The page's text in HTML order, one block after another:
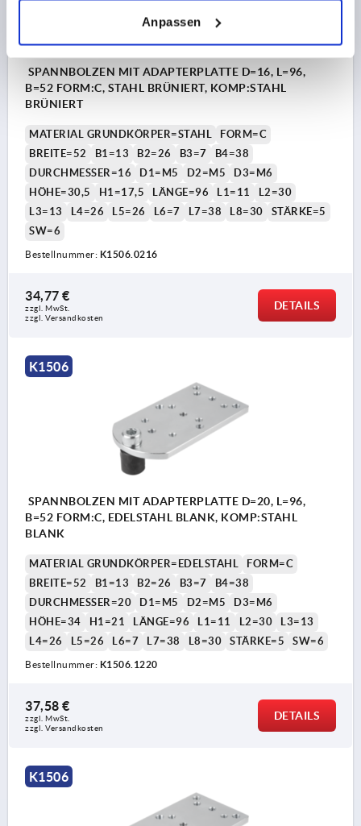
Anpassen
SPANNBOLZEN MIT ADAPTERPLATTE D=16, L=96,
B=52 FORM:C, STAHL BRÜNIERT, KOMP:STAHL
BRÜNIERT
MATERIAL GRUNDKÖRPER=STAHL
FORM=C
BREITE=52
B1=13 B2=26 B3=7
B4=38
DURCHMESSER=16
D1=M5 D2=M5
D3=M6
HÖHE=30,5
H1=17,5 LÄNGE=96 L1=11
L2=30
L3=13
L4=26 L5=26 L6=7 L7=38 L8=30
STÄRKE=5
SW=6
Bestellnummer: K1506.0216
34,77 €
zzgl. MwSt.
zzgl. Versandkosten
DETAILS
K1506
SPANNBOLZEN MIT ADAPTERPLATTE D=20, L=96,
B=52 FORM:C, EDELSTAHL BLANK, KOMP:STAHL
BLANK
MATERIAL GRUNDKÖRPER=EDELSTAHL
FORM=C
BREITE=52
B1=13 B2=26 B3=7
B4=38
DURCHMESSER=20
D1=M5 D2=M5
D3=M6
HÖHE=34
H1=21 LÄNGE=96 L1=11 L2=30
L3=13
L4=26
L5=26 L6=7 L7=38 L8=30 STÄRKE=5 SW=6
Bestellnummer: K1506.1220
37,58 €
zzgl. MwSt.
zzgl. Versandkosten
DETAILS
K1506